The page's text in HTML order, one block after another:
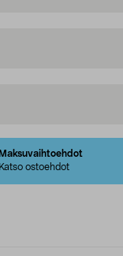
Maksuvaihtoehdot
Katso ostoehdot